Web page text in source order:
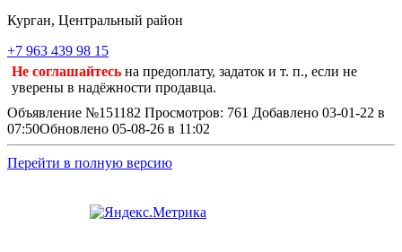
Курган, Центральный район
+7 963 439 98 15
Не соглашайтесь на предоплату, задаток и т. п., если не
уверены в надёжности продавца.
Объявление №151182 Просмотров: 761 Добавлено 03-01-22 в
07:50Обновлено 05-08-26 в 11:02
Перейти в полную версию